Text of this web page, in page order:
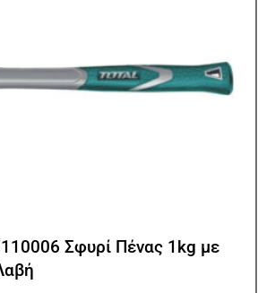
Σφυρί Πένας 1kg με